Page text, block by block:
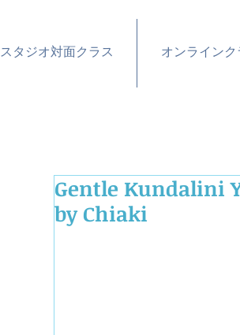
スタジオ対面クラス オンラインク
Gentle Kundalini
by Chiaki